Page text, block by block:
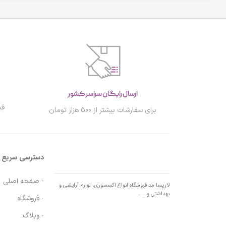
ارسال رایگان سراسر کشور
برای سفارشات بیشتر از 500 هزار تومان
دسترسی سریع
- صفحه اصلی
- فروشگاه
- وبلاگ